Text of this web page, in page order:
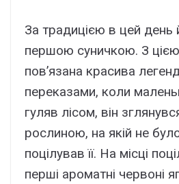
За традицією в цей день
першою суничкою. З
пов’язана красива
переказами, коли
гуляв лісом, він
рослиною, на якій не
поцілував її. На місці
перші ароматні червоні